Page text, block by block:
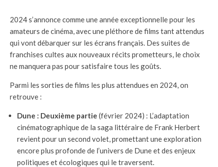
2024 s’annonce comme une année exceptionnelle pour les
amateurs de cinéma, avec une pléthore de films tant attendus
qui vont débarquer sur les écrans français. Des suites de
franchises cultes aux nouveaux récits prometteurs, le choix
ne manquera pas pour satisfaire tous les goûts.
Parmi les sorties de films les plus attendues en 2024, on
retrouve :
Dune : Deuxième partie (février 2024) : L’adaptation
cinématographique de la saga littéraire de Frank Herbert
revient pour un second volet, promettant une exploration
encore plus profonde de l’univers de Dune et des enjeux
politiques et écologiques qui le traversent.